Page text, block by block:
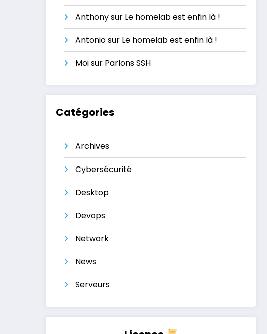
Anthonysur Le homelab est enfin là !
Antoniosur Le homelab est enfin là !
Moisur Parlons SSH
Catégories
Archives
Cybersécurité
Desktop
Devops
Network
News
Serveurs